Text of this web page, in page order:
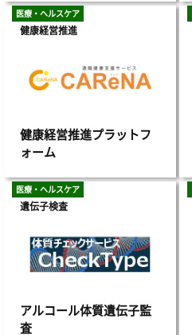
医療・ヘルスケア
健康経営推進
健康経営推進プラットフ
ォーム
医療・ヘルスケア
遺伝子検査
アルコール体質遺伝子監
査